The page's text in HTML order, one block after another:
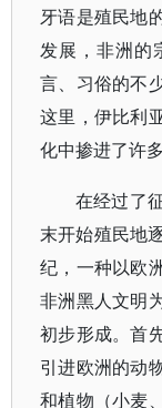
牙语是殖民地
发展，非洲的
言、习俗的不
这里，伊比利
化中掺进了许
在经过了
末开始殖民地
纪，一种以欧
非洲黑人文明
初步形成。首
引进欧洲的动
和植物（小麦